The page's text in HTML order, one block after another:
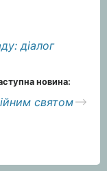
діалог
новина:
святом